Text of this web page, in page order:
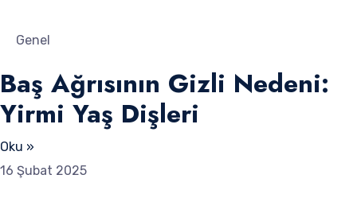
Genel
Baş Ağrısının Gizli Nedeni:
Yirmi Yaş Dişleri
Oku »
16 Şubat 2025